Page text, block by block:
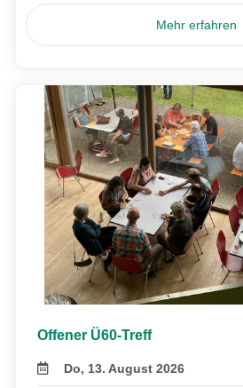
Mehr erfahren
Offener Ü60-Treff
Do, 13. August 2026